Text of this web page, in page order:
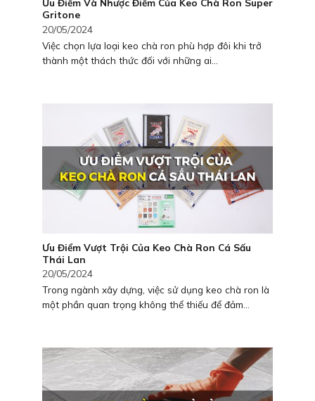
Ưu Điểm Và Nhược Điểm Của Keo Chà Ron Super
Gritone
20/05/2024
Việc chọn lựa loại keo chà ron phù hợp đôi khi trở
thành một thách thức đối với những ai...
Ưu Điểm Vượt Trội Của Keo Chà Ron Cá Sấu
Thái Lan
20/05/2024
Trong ngành xây dựng, việc sử dụng keo chà ron là
một phần quan trọng không thể thiếu để đảm...